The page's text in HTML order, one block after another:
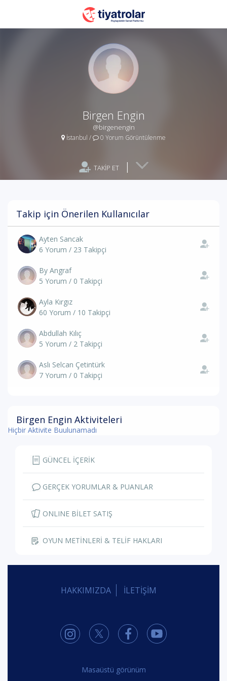
Birgen Engin
@birgenengin
İstanbul / 0 Yorum Görüntülenme
TAKİP ET |
Takip için Önerilen Kullanıcılar
Ayten Sancak
6 Yorum / 23 Takipçi
By Angraf
5 Yorum / 0 Takipçi
Ayla Kırgız
60 Yorum / 10 Takipçi
Abdullah Kılıç
5 Yorum / 2 Takipçi
Aslı Selcan Çetintürk
7 Yorum / 0 Takipçi
Birgen Engin Aktiviteleri
Hiçbir Aktivite Buulunamadı
GÜNCEL İÇERİK
GERÇEK YORUMLAR & PUANLAR
ONLINE BİLET SATIŞ
OYUN METİNLERİ & TELİF HAKLARI
HAKKIMIZDA İLETİŞİM
Masaüstü görünüm